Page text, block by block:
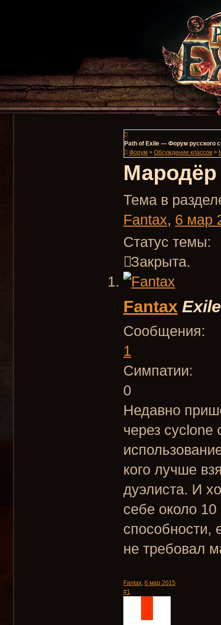
Path of Exile — Форум русского
Форум > Обсуждение классов >
Мародёр
Тема в
Fantax, 6 мар
Статус темы:
Закрыта.
Fantax Exile
Сообщения:
1
Симпатии:
0
Недавно
через cyclone
кого лучше
дуэлиста. И
себе около
способности,
не требовал
Fantax, 6 мар 2015
#1